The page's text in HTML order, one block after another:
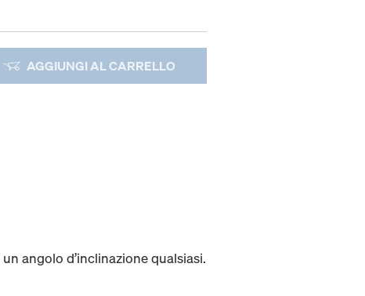
AGGIUNGI AL CARRELLO
angolo d’inclinazione qualsiasi.